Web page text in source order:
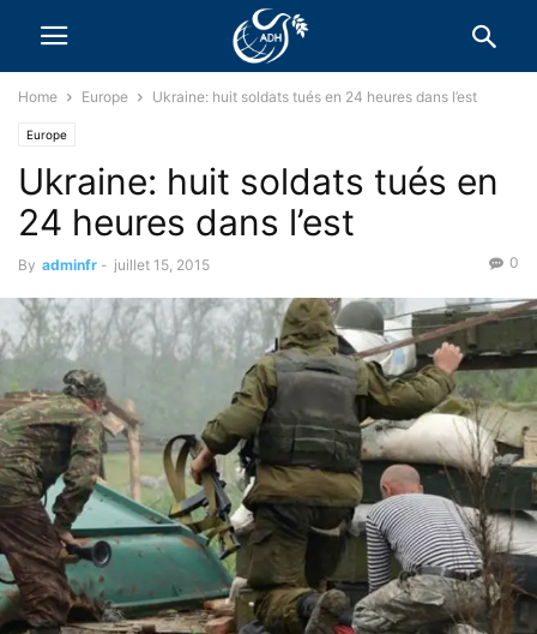
Home Europe Ukraine: huit soldats tués en 24 heures dans l’est
Europe
Ukraine: huit soldats tués en
24 heures dans l’est
By adminfr - juillet 15, 2015 0